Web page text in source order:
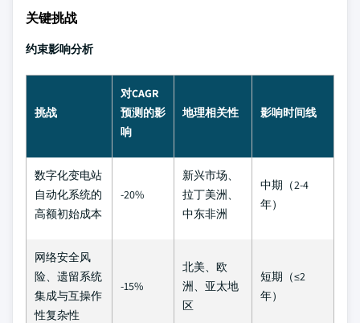
关键挑战
约束影响分析
挑战
对CAGR
预测的影
响
地理相关性 影响时间线
数字化变电站
自动化系统的
高额初始成本
-20%
新兴市场、
拉丁美洲、
中东非洲
中期（2-4
年）
网络安全风
险、遗留系统
集成与互操作
性复杂性
-15%
北美、欧
洲、亚太地
区
短期（≤2
年）